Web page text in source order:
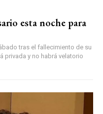
esta noche para
tras el fallecimiento de su
privada y no habrá velatorio